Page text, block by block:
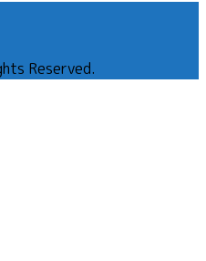
Reserved.